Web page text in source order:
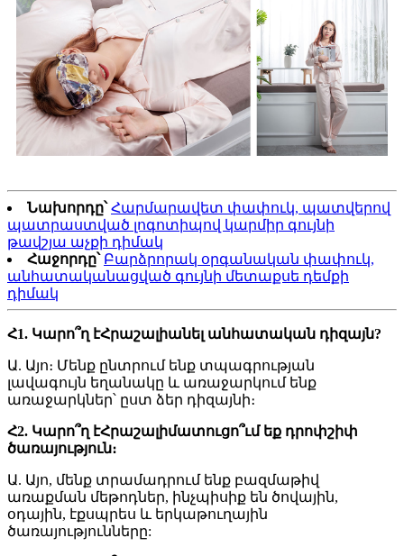
Նախորդը՝ Հարմարավետ փափուկ, պատվերով
պատրաստված լոգոտիպով կարմիր գույնի
թավշյա աչքի դիմակ
Հաջորդը՝ Բարձրորակ օրգանական փափուկ,
անհատականացված գույնի մետաքսե դեմքի
դիմակ
Հ1. Կարո՞ղ էՀրաշալիանել անհատական ​​դիզայն?
Ա. Այո։ Մենք ընտրում ենք տպագրության
լավագույն եղանակը և առաջարկում ենք
առաջարկներ՝ ըստ ձեր դիզայնի։
Հ2. Կարո՞ղ էՀրաշալիմատուցո՞ւմ եք դրոփշիփ
ծառայություն։
Ա. Այո, մենք տրամադրում ենք բազմաթիվ
առաքման մեթոդներ, ինչպիսիք են ծովային,
օդային, էքսպրես և երկաթուղային
ծառայությունները: